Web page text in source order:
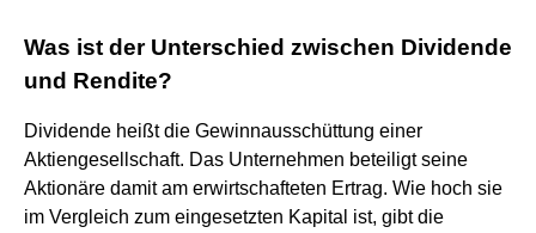
Was ist der Unterschied zwischen Dividende
und Rendite?
Dividende heißt die Gewinnausschüttung einer
Aktiengesellschaft. Das Unternehmen beteiligt seine
Aktionäre damit am erwirtschafteten Ertrag. Wie hoch sie
im Vergleich zum eingesetzten Kapital ist, gibt die